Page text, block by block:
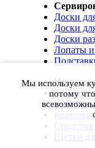
Доски
Доски
Доски
Лопаты и
Чистка,
Чехлы и
Коврики
Корючки
Щетки
Мы используем
потому